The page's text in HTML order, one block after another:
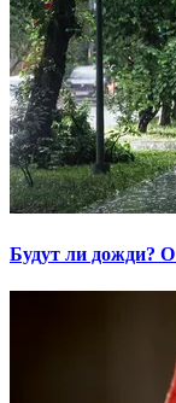
Будут ли дожди? О